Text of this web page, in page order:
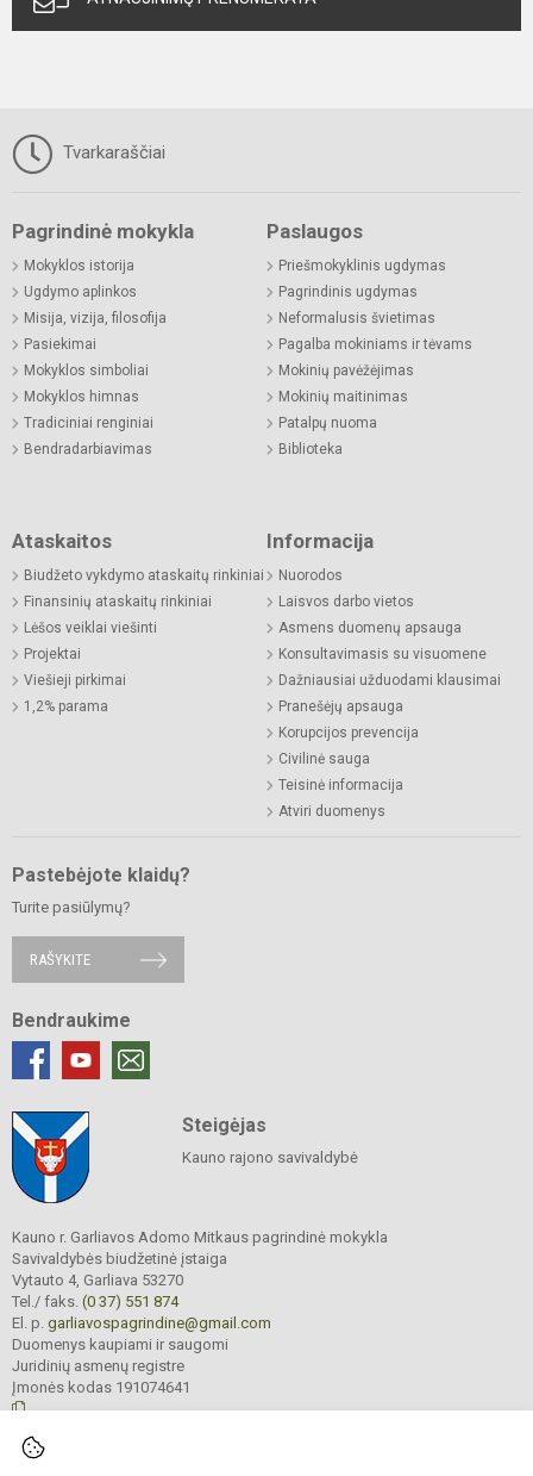
Tvarkaraščiai
Pagrindinė mokykla
Mokyklos istorija
Ugdymo aplinkos
Misija, vizija, filosofija
Pasiekimai
Mokyklos simboliai
Mokyklos himnas
Tradiciniai renginiai
Bendradarbiavimas
Paslaugos
Priešmokyklinis ugdymas
Pagrindinis ugdymas
Neformalusis švietimas
Pagalba mokiniams ir tėvams
Mokinių pavėžėjimas
Mokinių maitinimas
Patalpų nuoma
Biblioteka
Ataskaitos
Biudžeto vykdymo ataskaitų rinkiniai
Finansinių ataskaitų rinkiniai
Lėšos veiklai viešinti
Projektai
Viešieji pirkimai
1,2% parama
Informacija
Nuorodos
Laisvos darbo vietos
Asmens duomenų apsauga
Konsultavimasis su visuomene
Dažniausiai užduodami klausimai
Pranešėjų apsauga
Korupcijos prevencija
Civilinė sauga
Teisinė informacija
Atviri duomenys
Pastebėjote klaidų?
Turite pasiūlymų?
RAŠYKITE
Bendraukime
Steigėjas
Kauno rajono savivaldybė
Kauno r. Garliavos Adomo Mitkaus pagrindinė mokykla
Savivaldybės biudžetinė įstaiga
Vytauto 4, Garliava 53270
Tel./ faks. (0 37) 551 874
El. p. garliavospagrindine@gmail.com
Duomenys kaupiami ir saugomi
Juridinių asmenų registre
Įmonės kodas 191074641